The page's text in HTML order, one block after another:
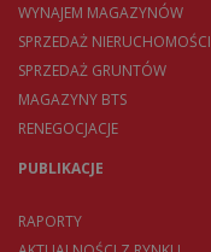
WYNAJEM MAGAZYNÓW
SPRZEDAŻ NIERUCHOMOŚCI
SPRZEDAŻ GRUNTÓW
MAGAZYNY BTS
RENEGOCJACJE
PUBLIKACJE
RAPORTY